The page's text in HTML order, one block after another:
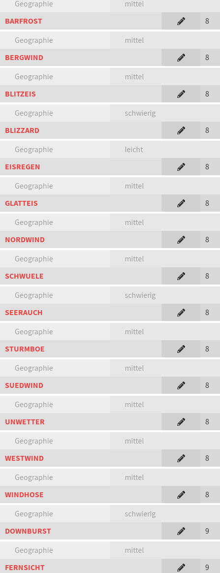
Geographie
mittel
BARFROST
8
Geographie
mittel
BERGWIND
8
Geographie
mittel
BLITZEIS
8
Geographie
schwierig
BLIZZARD
8
Geographie
leicht
EISREGEN
8
Geographie
mittel
GLATTEIS
8
Geographie
mittel
NORDWIND
8
Geographie
mittel
SCHWUELE
8
Geographie
schwierig
SEERAUCH
8
Geographie
mittel
STURMBOE
8
Geographie
mittel
SUEDWIND
8
Geographie
mittel
UNWETTER
8
Geographie
mittel
WESTWIND
8
Geographie
mittel
WINDHOSE
8
Geographie
schwierig
DOWNBURST
9
Geographie
mittel
FERNSICHT
9